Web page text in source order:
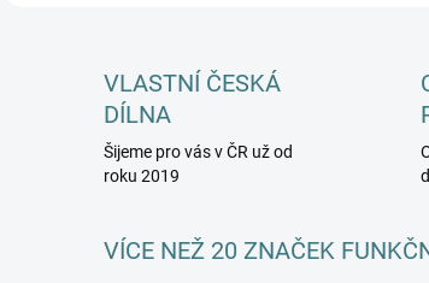
VLASTNÍ ČESKÁ
DÍLNA
Šijeme pro vás v ČR už od
roku 2019
VÍCE NEŽ 20 ZNAČEK